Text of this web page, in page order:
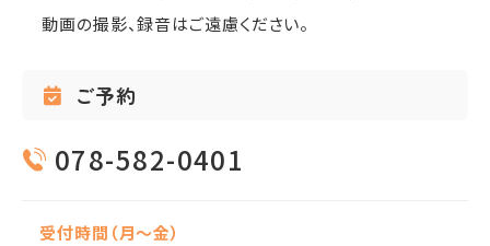
動画の撮影、録音はご遠慮ください。
ご予約
078-582-0401
受付時間（月〜金）